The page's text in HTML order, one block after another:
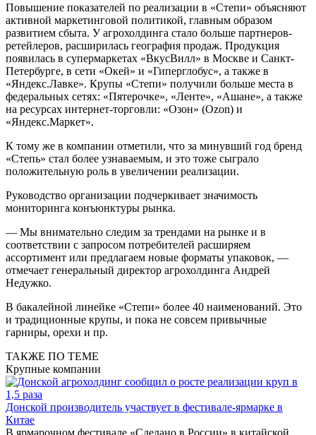
Повышение показателей по реализации в «Степи» объясняют
активной маркетинговой политикой, главным образом
развитием сбыта. У агрохолдинга стало больше партнеров-
ретейлеров, расширилась география продаж. Продукция
появилась в супермаркетах «ВкусВилл» в Москве и Санкт-
Петербурге, в сети «Окей» и «Гиперглобус», а также в
«Яндекс.Лавке». Крупы «Степи» получили больше места в
федеральных сетях: «Пятерочке», «Ленте», «Ашане», а также
на ресурсах интернет-торговли: «Озон» (Ozon) и
«Яндекс.Маркет».
К тому же в компании отметили, что за минувший год бренд
«Степь» стал более узнаваемым, и это тоже сыграло
положительную роль в увеличении реализации.
Руководство организации подчеркивает значимость
мониторинга конъюнктуры рынка.
— Мы внимательно следим за трендами на рынке и в
соответствии с запросом потребителей расширяем
ассортимент или предлагаем новые форматы упаковок, —
отмечает генеральный директор агрохолдинга Андрей
Недужко.
В бакалейной линейке «Степи» более 40 наименований. Это
и традиционные крупы, и пока не совсем привычные
гарниры, орехи и пр.
ТАКЖЕ ПО ТЕМЕ
Крупные компании
Донской производитель участвует в фестивале-ярмарке в
Китае
В ярмарочном фестивале «Сделано в России» в китайской